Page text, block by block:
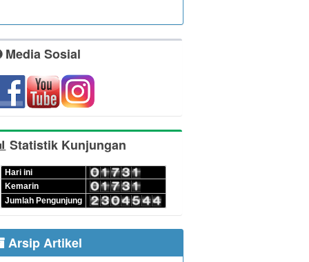
Media Sosial
Statistik Kunjungan
Hari ini
Kemarin
Jumlah Pengunjung
Arsip Artikel